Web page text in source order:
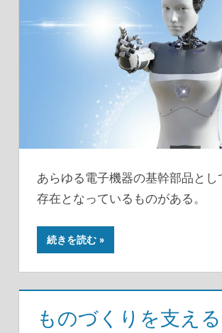
あらゆる電子機器の基幹部品とし
存在となっているものがある。
続きを読む
ものづくりを支え